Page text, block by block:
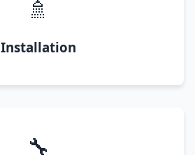
🚿
Installation
🔧